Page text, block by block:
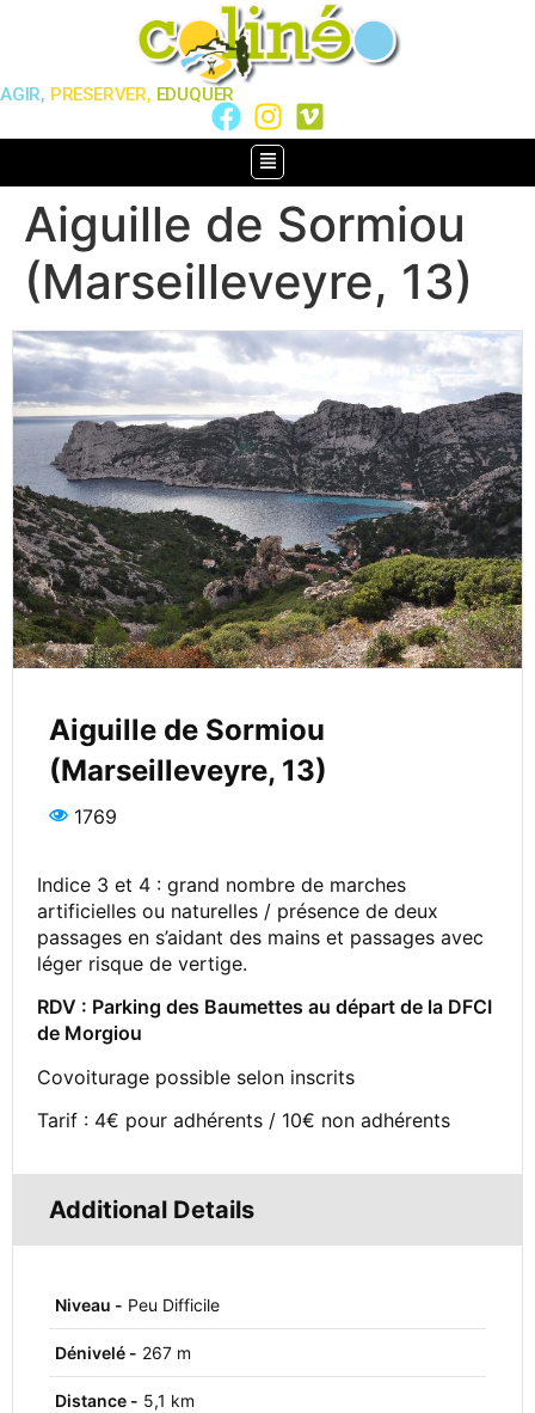
AGIR, PRESERVER, EDUQUER
Aiguille de Sormiou
(Marseilleveyre, 13)
Aiguille de Sormiou
(Marseilleveyre, 13)
1769
Indice 3 et 4 : grand nombre de marches
artificielles ou naturelles / présence de deux
passages en s’aidant des mains et passages avec
léger risque de vertige.
RDV : Parking des Baumettes au départ de la DFCI
de Morgiou
Covoiturage possible selon inscrits
Tarif : 4€ pour adhérents / 10€ non adhérents
Additional Details
Niveau - Peu Difficile
Dénivelé - 267 m
Distance - 5,1 km